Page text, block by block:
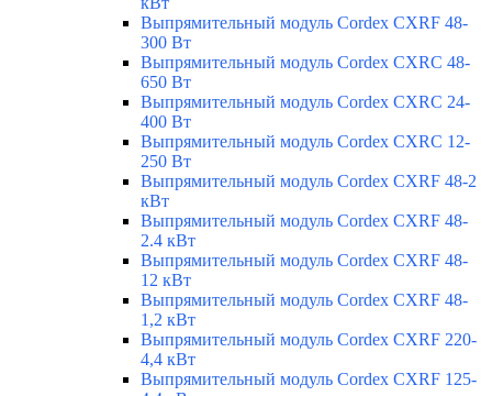
Выпрямительный модуль Cordex CXRF 48-
300 Вт
Выпрямительный модуль Cordex CXRС 48-
650 Вт
Выпрямительный модуль Cordex CXRС 24-
400 Вт
Выпрямительный модуль Cordex CXRС 12-
250 Вт
Выпрямительный модуль Cordex CXRF 48-2
кВт
Выпрямительный модуль Cordex CXRF 48-
2.4 кВт
Выпрямительный модуль Cordex CXRF 48-
12 кВт
Выпрямительный модуль Cordex CXRF 48-
1,2 кВт
Выпрямительный модуль Cordex CXRF 220-
4,4 кВт
Выпрямительный модуль Cordex CXRF 125-